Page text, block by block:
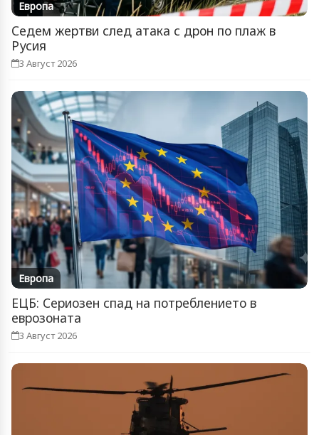
Европа
Седем жертви след атака с дрон по плаж в
Русия
3 Август 2026
Европа
ЕЦБ: Сериозен спад на потреблението в
еврозоната
3 Август 2026